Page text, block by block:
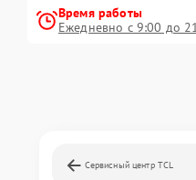
Время работы
Ежедневно с 9:00 до
Сервисный центр TCL